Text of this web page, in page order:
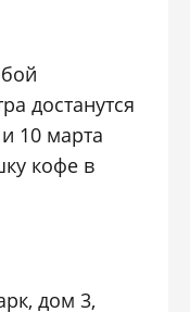
достанутся
10 марта
кофе в
дом 3,